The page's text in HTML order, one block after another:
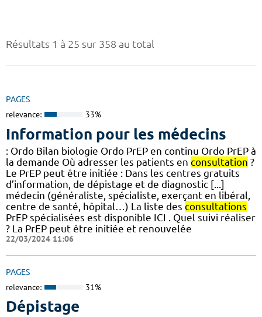
Résultats 1 à 25 sur 358 au total
PAGES
relevance: 33%
Information pour les médecins
: Ordo Bilan biologie Ordo PrEP en continu Ordo PrEP à
la demande Où adresser les patients en consultation ?
Le PrEP peut être initiée : Dans les centres gratuits
d’information, de dépistage et de diagnostic [...]
médecin (généraliste, spécialiste, exerçant en libéral,
centre de santé, hôpital…) La liste des consultations
PrEP spécialisées est disponible ICI . Quel suivi réaliser
? La PrEP peut être initiée et renouvelée
22/03/2024 11:06
PAGES
relevance: 31%
Dépistage